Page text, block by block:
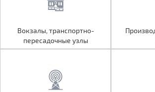
Вокзалы, транспортно-
пересадочные узлы
Вокзалы, транспортно-
пересадочные узлы